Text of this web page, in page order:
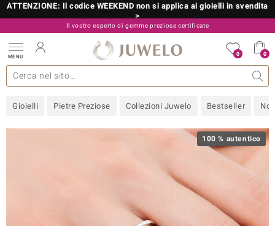
ATTENZIONE: Il codice WEEKEND non si applica ai gioielli in svendita
>
Il vostro esperto di gemme preziose certificate
800 986 787
MENU 0 0
Gioielli Pietre Preziose Collezioni Juwelo Bestseller
gioielli Design Metallo prezioso Misure anelli
più importanti Pietre preziose per colore Pietre preziose
Informazioni generali Approfondimenti Consigli
Acquistare in diretta Juwelo
100 % autentico